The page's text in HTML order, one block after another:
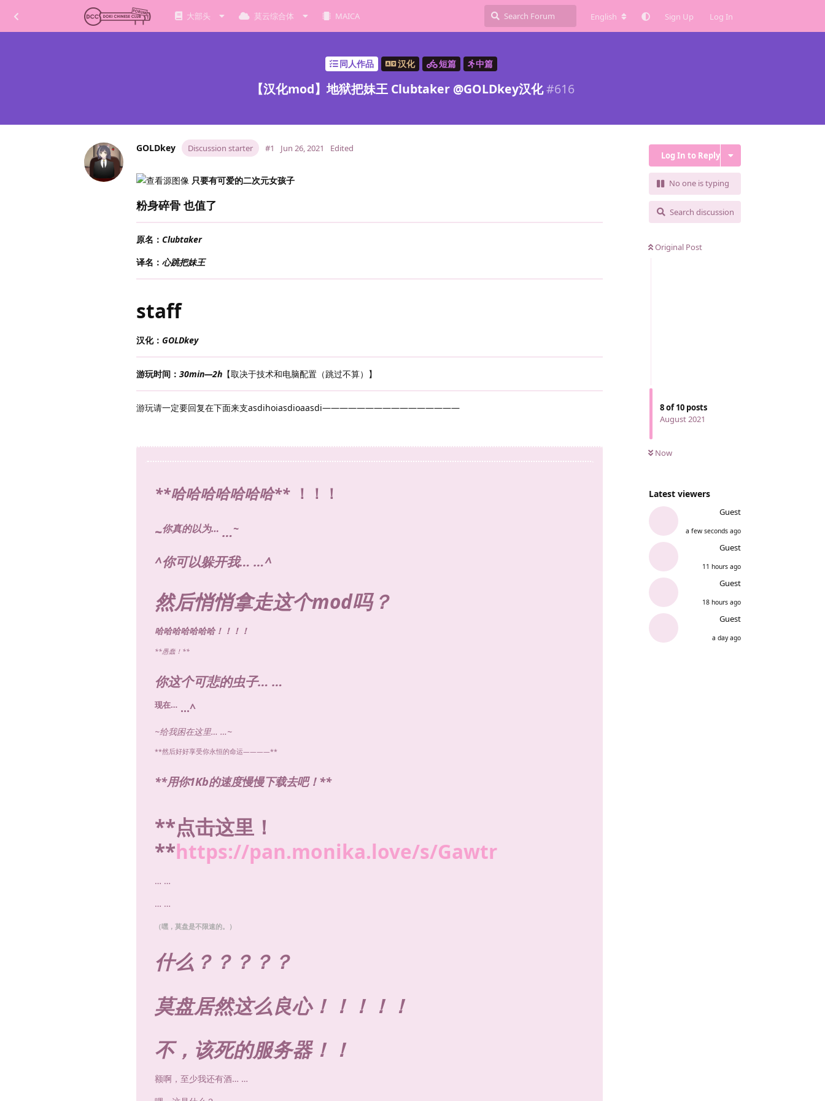
大部头 莫云综合体 MAICA English Sign Up Log In
同人作品 汉化 短篇 中篇
【汉化mod】地狱把妹王 Clubtaker @GOLDkey汉化 #616
Log In to Reply
No one is typing
Search discussion
Original Post
8of10 posts
August 2021
Now
Latest viewers
Guest
a few seconds ago
Guest
11 hours ago
Guest
18 hours ago
Guest
a day ago
GOLDkey Discussion starter #1 Jun 26, 2021 Edited
只要有可爱的二次元女孩子
粉身碎骨 也值了
原名： Clubtaker
译名： 心跳把妹王
staff
汉化： GOLDkey
游玩时间： 30min—2h 【取决于技术和电脑配置（跳过不算）】
游玩请一定要回复在下面来支asdihoiasdioaasdi————————————————
**哈哈哈哈哈哈哈** ！！！
~你真的以为… …~
^你可以躲开我… …^
然后悄悄拿走这个mod吗？
哈哈哈哈哈哈哈！！！！
**愚蠢！**
你这个可悲的虫子… …
现在… …^
~给我困在这里… …~
**然后好好享受你永恒的命运————**
**用你1Kb的速度慢慢下载去吧！**
**点击这里！
**https://pan.monika.love/s/Gawtr
… …
… …
（嘿，莫盘是不限速的。）
什么？？？？？
莫盘居然这么良心！！！！！
不，该死的服务器！！
额啊，至少我还有酒… …